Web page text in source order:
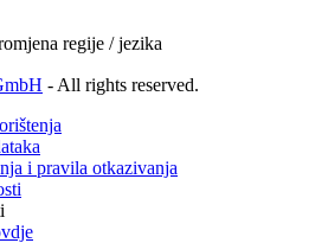
regije / jezika
- All rights reserved.
i pravila otkazivanja